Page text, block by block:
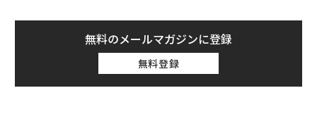
無料のメールマガジンに登録
無料登録